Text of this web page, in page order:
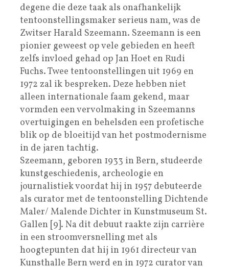
degene die deze taak als onafhankelijk
tentoonstellingsmaker serieus nam, was de
Zwitser Harald Szeemann. Szeemann is een
pionier geweest op vele gebieden en heeft
zelfs invloed gehad op Jan Hoet en Rudi
Fuchs. Twee tentoonstellingen uit 1969 en
1972 zal ik bespreken. Deze hebben niet
alleen internationale faam gekend, maar
vormden een vervolmaking in Szeemanns
overtuigingen en behelsden een profetische
blik op de bloeitijd van het postmodernisme
in de jaren tachtig.
Szeemann, geboren 1933 in Bern, studeerde
kunstgeschiedenis, archeologie en
journalistiek voordat hij in 1957 debuteerde
als curator met de tentoonstelling Dichtende
Maler/ Malende Dichter in Kunstmuseum St.
Gallen [9]. Na dit debuut raakte zijn carrière
in een stroomversnelling met als
hoogtepunten dat hij in 1961 directeur van
Kunsthalle Bern werd en in 1972 curator van